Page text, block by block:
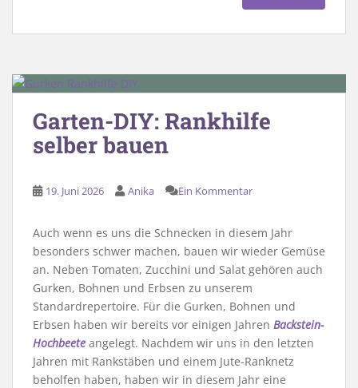
Garten-DIY: Rankhilfe
selber bauen
19. Juni 2026 Anika Ein Kommentar
Auch wenn es uns die Schnecken in diesem Jahr
besonders schwer machen, bauen wir wieder Gemüse
an. Neben Tomaten, Zucchini und Salat gehören auch
Gurken, Bohnen und Erbsen zu unserem
Standardrepertoire. Für die Gurken, Bohnen und
Erbsen haben wir bereits vor einigen Jahren Backstein-
Hochbeete angelegt. Nachdem wir uns in den letzten
Jahren mit Rankstäben und einem Jute-Ranknetz
beholfen haben, haben wir in diesem Jahr eine